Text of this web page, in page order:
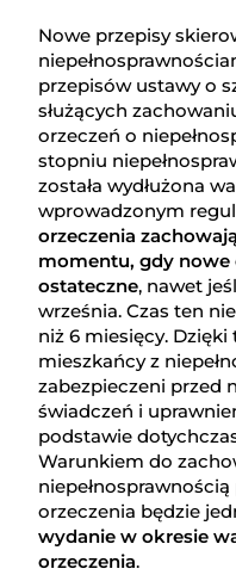
Nowe przepisy
przepisów ustawy o
służących
orzeczeń o
stopniu
została wydłużona
wprowadzonym
orzeczenia
momentu, gdy nowe
ostateczne, nawet
września. Czas ten
niż 6 miesięcy.
mieszkańcy z
zabezpieczeni przed
świadczeń i
podstawie
Warunkiem do
orzeczenia będzie
wydanie w okresie
orzeczenia.